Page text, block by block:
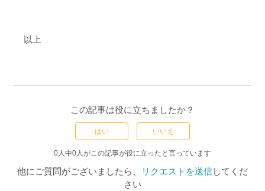
以上
この記事は役に立ちましたか？
はい いいえ
0人中0人がこの記事が役に立ったと言っています
他にご質問がございましたら、 リクエストを送信してくだ
さい